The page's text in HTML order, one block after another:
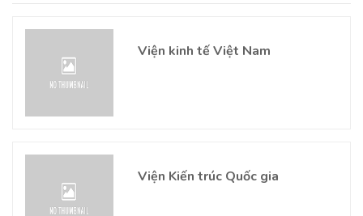
Viện kinh tế Việt Nam
Viện Kiến trúc Quốc gia